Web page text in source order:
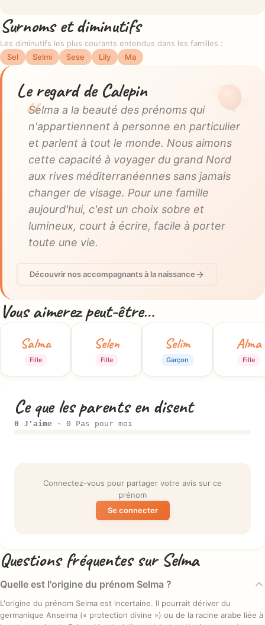
Surnoms et diminutifs
Les diminutifs les plus courants entendus dans les familles :
Sel
Selmi Sese Lily Ma
Le regard de Calepin
Selma a la beauté des prénoms qui
n'appartiennent à personne en particulier
et parlent à tout le monde. Nous aimons
cette capacité à voyager du grand Nord
aux rives méditerranéennes sans jamais
changer de visage. Pour une famille
aujourd'hui, c'est un choix sobre et
lumineux, court à écrire, facile à porter
toute une vie.
Découvrir nos accompagnants à la naissance
Vous aimerez peut-être…
Salma
Fille
Selen
Fille
Selim
Garçon
Alma
Fille
Ce que les parents en disent
0 J'aime · 0 Pas pour moi
Connectez-vous pour partager votre avis sur ce
prénom
Se connecter
Questions fréquentes sur Selma
Quelle est l'origine du prénom Selma ?
L'origine du prénom Selma est incertaine. Il pourrait dériver du
germanique Anselma (« protection divine ») ou de la racine arabe liée à